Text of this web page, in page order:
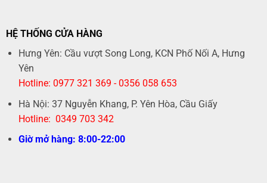
HỆ THỐNG CỬA HÀNG
Hưng Yên: Cầu vượt Song Long, KCN Phố Nối A, Hưng
Yên
Hotline: 0977 321 369 - 0356 058 653
Hà Nội: 37 Nguyễn Khang, P. Yên Hòa, Cầu Giấy
Hotline: 0349 703 342
Giờ mở hàng: 8:00-22:00